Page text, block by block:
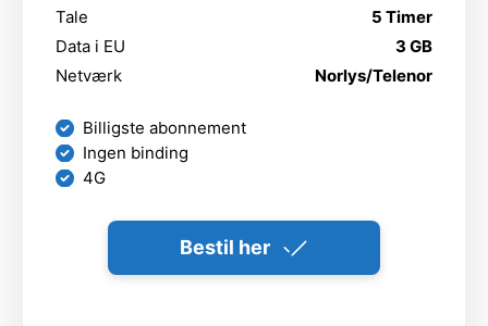
Tale
5 Timer
Data i EU
3 GB
Netværk
Norlys/Telenor
Billigste abonnement
Ingen binding
4G
Bestil her